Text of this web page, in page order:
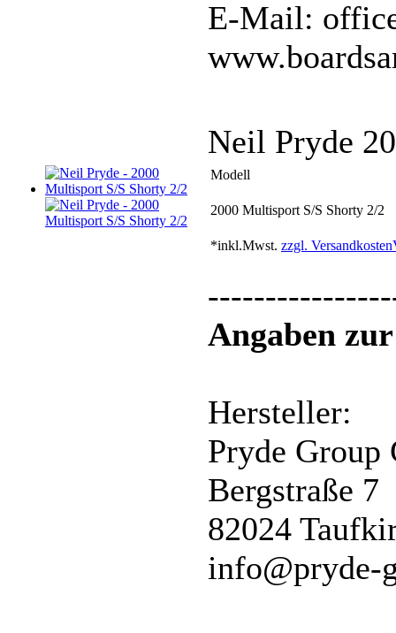
E-Mail:
Neil Pryde
Modell
2000 Multisport S/S Shorty 2/2
*inkl.Mwst. zzgl. Versandkosten
Angaben
Hersteller:
Pryde Group
Bergstraße 7
82024
info@pryde-